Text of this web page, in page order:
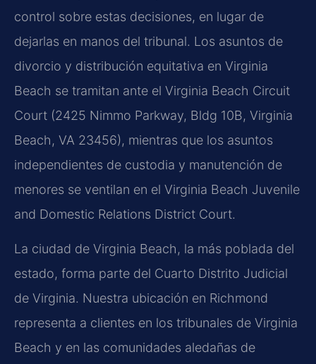
control sobre estas decisiones, en lugar de
dejarlas en manos del tribunal. Los asuntos de
divorcio y distribución equitativa en Virginia
Beach se tramitan ante el Virginia Beach Circuit
Court (2425 Nimmo Parkway, Bldg 10B, Virginia
Beach, VA 23456), mientras que los asuntos
independientes de custodia y manutención de
menores se ventilan en el Virginia Beach Juvenile
and Domestic Relations District Court.
La ciudad de Virginia Beach, la más poblada del
estado, forma parte del Cuarto Distrito Judicial
de Virginia. Nuestra ubicación en Richmond
representa a clientes en los tribunales de Virginia
Beach y en las comunidades aledañas de